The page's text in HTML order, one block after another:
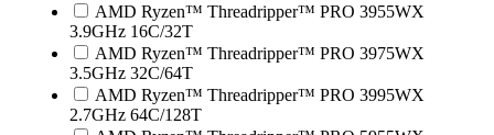
AMD Ryzen™ Threadripper™ PRO 3955WX
3.9GHz 16C/32T
AMD Ryzen™ Threadripper™ PRO 3975WX
3.5GHz 32C/64T
AMD Ryzen™ Threadripper™ PRO 3995WX
2.7GHz 64C/128T